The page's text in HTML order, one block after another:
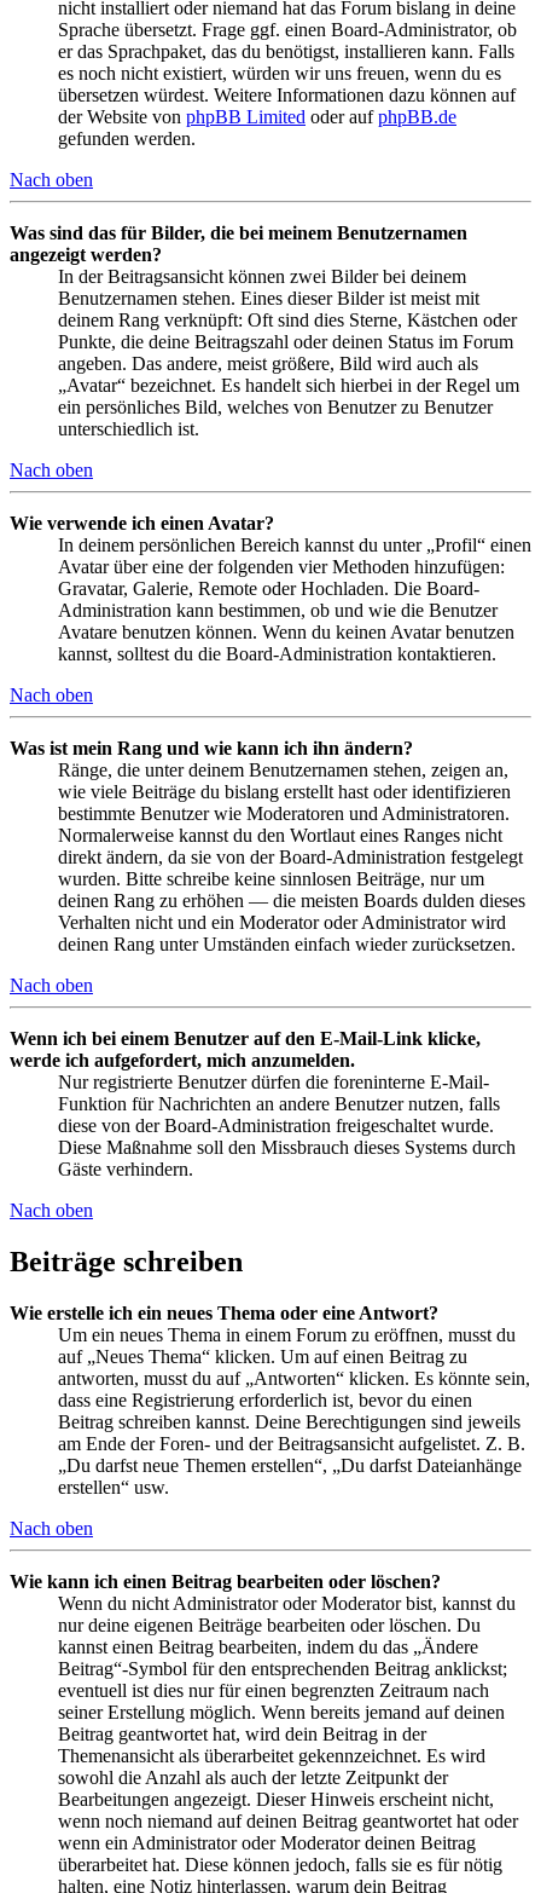
nicht installiert oder niemand hat das Forum bislang in deine
Sprache übersetzt. Frage ggf. einen Board-Administrator, ob
er das Sprachpaket, das du benötigst, installieren kann. Falls
es noch nicht existiert, würden wir uns freuen, wenn du es
übersetzen würdest. Weitere Informationen dazu können auf
der Website von phpBB Limited oder aufphpBB.de
gefunden werden.
Nach oben
Was sind das für Bilder, die bei meinem Benutzernamen
angezeigt werden?
In der Beitragsansicht können zwei Bilder bei deinem
Benutzernamen stehen. Eines dieser Bilder ist meist mit
deinem Rang verknüpft: Oft sind dies Sterne, Kästchen oder
Punkte, die deine Beitragszahl oder deinen Status im Forum
angeben. Das andere, meist größere, Bild wird auch als
„Avatar“ bezeichnet. Es handelt sich hierbei in der Regel um
ein persönliches Bild, welches von Benutzer zu Benutzer
unterschiedlich ist.
Nach oben
Wie verwende ich einen Avatar?
In deinem persönlichen Bereich kannst du unter „Profil“ einen
Avatar über eine der folgenden vier Methoden hinzufügen:
Gravatar, Galerie, Remote oder Hochladen. Die Board-
Administration kann bestimmen, ob und wie die Benutzer
Avatare benutzen können. Wenn du keinen Avatar benutzen
kannst, solltest du die Board-Administration kontaktieren.
Nach oben
Was ist mein Rang und wie kann ich ihn ändern?
Ränge, die unter deinem Benutzernamen stehen, zeigen an,
wie viele Beiträge du bislang erstellt hast oder identifizieren
bestimmte Benutzer wie Moderatoren und Administratoren.
Normalerweise kannst du den Wortlaut eines Ranges nicht
direkt ändern, da sie von der Board-Administration festgelegt
wurden. Bitte schreibe keine sinnlosen Beiträge, nur um
deinen Rang zu erhöhen — die meisten Boards dulden dieses
Verhalten nicht und ein Moderator oder Administrator wird
deinen Rang unter Umständen einfach wieder zurücksetzen.
Nach oben
Wenn ich bei einem Benutzer auf den E-Mail-Link klicke,
werde ich aufgefordert, mich anzumelden.
Nur registrierte Benutzer dürfen die foreninterne E-Mail-
Funktion für Nachrichten an andere Benutzer nutzen, falls
diese von der Board-Administration freigeschaltet wurde.
Diese Maßnahme soll den Missbrauch dieses Systems durch
Gäste verhindern.
Nach oben
Beiträge schreiben
Wie erstelle ich ein neues Thema oder eine Antwort?
Um ein neues Thema in einem Forum zu eröffnen, musst du
auf „Neues Thema“ klicken. Um auf einen Beitrag zu
antworten, musst du auf „Antworten“ klicken. Es könnte sein,
dass eine Registrierung erforderlich ist, bevor du einen
Beitrag schreiben kannst. Deine Berechtigungen sind jeweils
am Ende der Foren- und der Beitragsansicht aufgelistet. Z. B.
„Du darfst neue Themen erstellen“, „Du darfst Dateianhänge
erstellen“ usw.
Nach oben
Wie kann ich einen Beitrag bearbeiten oder löschen?
Wenn du nicht Administrator oder Moderator bist, kannst du
nur deine eigenen Beiträge bearbeiten oder löschen. Du
kannst einen Beitrag bearbeiten, indem du das „Ändere
Beitrag“-Symbol für den entsprechenden Beitrag anklickst;
eventuell ist dies nur für einen begrenzten Zeitraum nach
seiner Erstellung möglich. Wenn bereits jemand auf deinen
Beitrag geantwortet hat, wird dein Beitrag in der
Themenansicht als überarbeitet gekennzeichnet. Es wird
sowohl die Anzahl als auch der letzte Zeitpunkt der
Bearbeitungen angezeigt. Dieser Hinweis erscheint nicht,
wenn noch niemand auf deinen Beitrag geantwortet hat oder
wenn ein Administrator oder Moderator deinen Beitrag
überarbeitet hat. Diese können jedoch, falls sie es für nötig
halten, eine Notiz hinterlassen, warum dein Beitrag